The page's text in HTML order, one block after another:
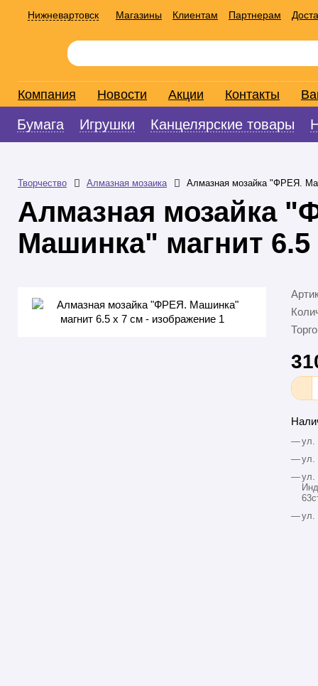
Нижневартовск Магазины Клиентам Партнерам
Компания Новости Акции Контакты
Бумага Игрушки Канцелярские товары
Творчество Алмазная мозаика Алмазная мозайка "ФРЕЯ.
Алмазная мозайка
Машинка" магнит 6.5
—ул.
—ул.
—ул.
—ул.